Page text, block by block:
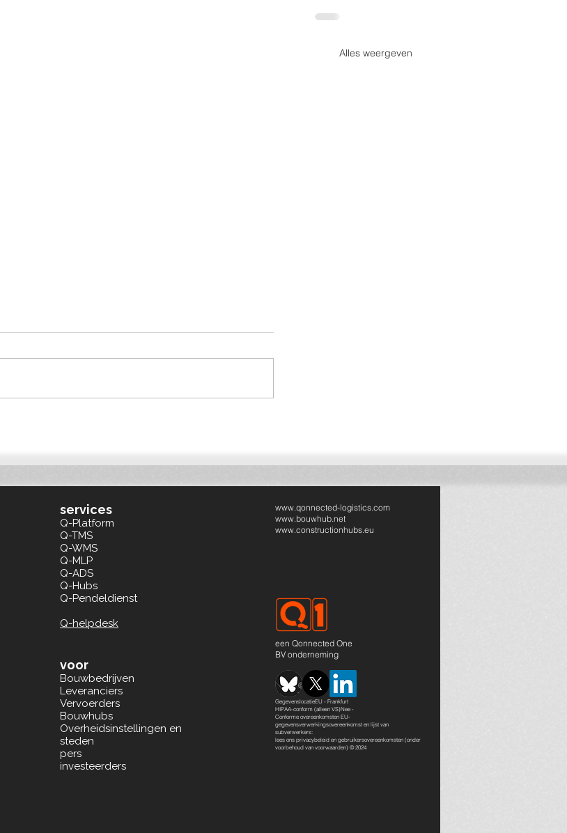
Alles weergeven
aan BREEAM en ESG
services
Q-Platform
Q-TMS
Q-WMS
Q-MLP
Q-ADS
Q-Hubs
Q-Pendeldienst
Q-helpdesk
voor
Bouwbedrijven
Leveranciers
Vervoerders
Bouwhubs
Overheidsinstellingen en
steden
pers
investeerders
www.qonnected-logistics.com
www.bouwhub.net
www.constructionhubs.eu
een Qonnected One
BV onderneming
GegevenslocatieEU - Frankfurt
HIPAA-conform (alleen VS)Nee -
Conforme overeenkomsten EU-
gegevensverwerkingsovereenkomst en lijst van
subverwerkers:
lees ons privacybeleid en gebruikersovereenkomsten (onder
voorbehoud van voorwaarden) © 2024